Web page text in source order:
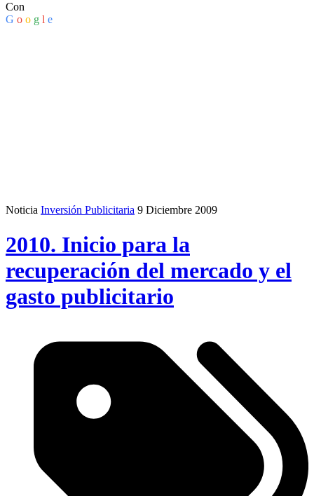
Con
G o o g l e
Noticia Inversión Publicitaria 9 Diciembre 2009
2010. Inicio para la
recuperación del mercado y el
gasto publicitario